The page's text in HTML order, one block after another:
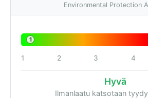
Environmental Protection
1
1 2 3 4
Hyvä
Ilmanlaatu katsotaan